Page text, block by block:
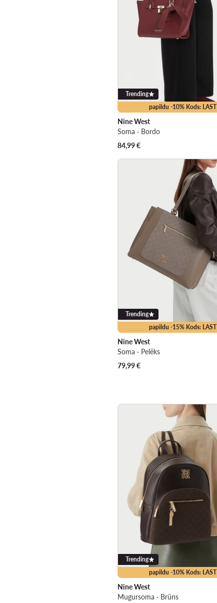
papildu -10% Kods: LAST
Trending
Nine West
Soma · Bordo
84,99€
papildu -15% Kods: LAST
Trending
Nine West
Soma · Pelēks
79,99€
papildu -10% Kods: LAST
Trending
Nine West
Mugursoma · Brūns